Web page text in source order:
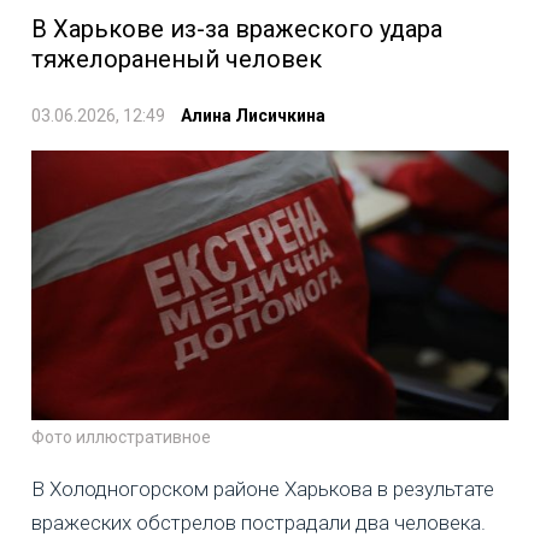
В Харькове из-за вражеского удара
тяжелораненый человек
03.06.2026, 12:49 Алина Лисичкина
Фото иллюстративное
В Холодногорском районе Харькова в результате
вражеских обстрелов пострадали два человека.